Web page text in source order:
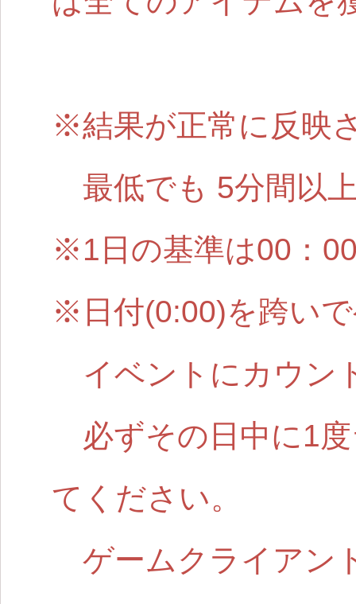
※結果が正常に反映
最低でも 5分間以
※1日の基準は00：
※日付(0:00)を跨い
イベントにカウン
必ずその日中に1度
てください。
ゲームクライアン